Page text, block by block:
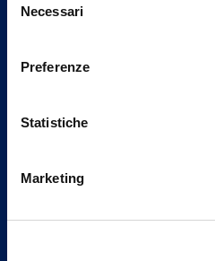
può trovare nel footer del sito
delNecessari
Preferenze
Statistiche
Marketing